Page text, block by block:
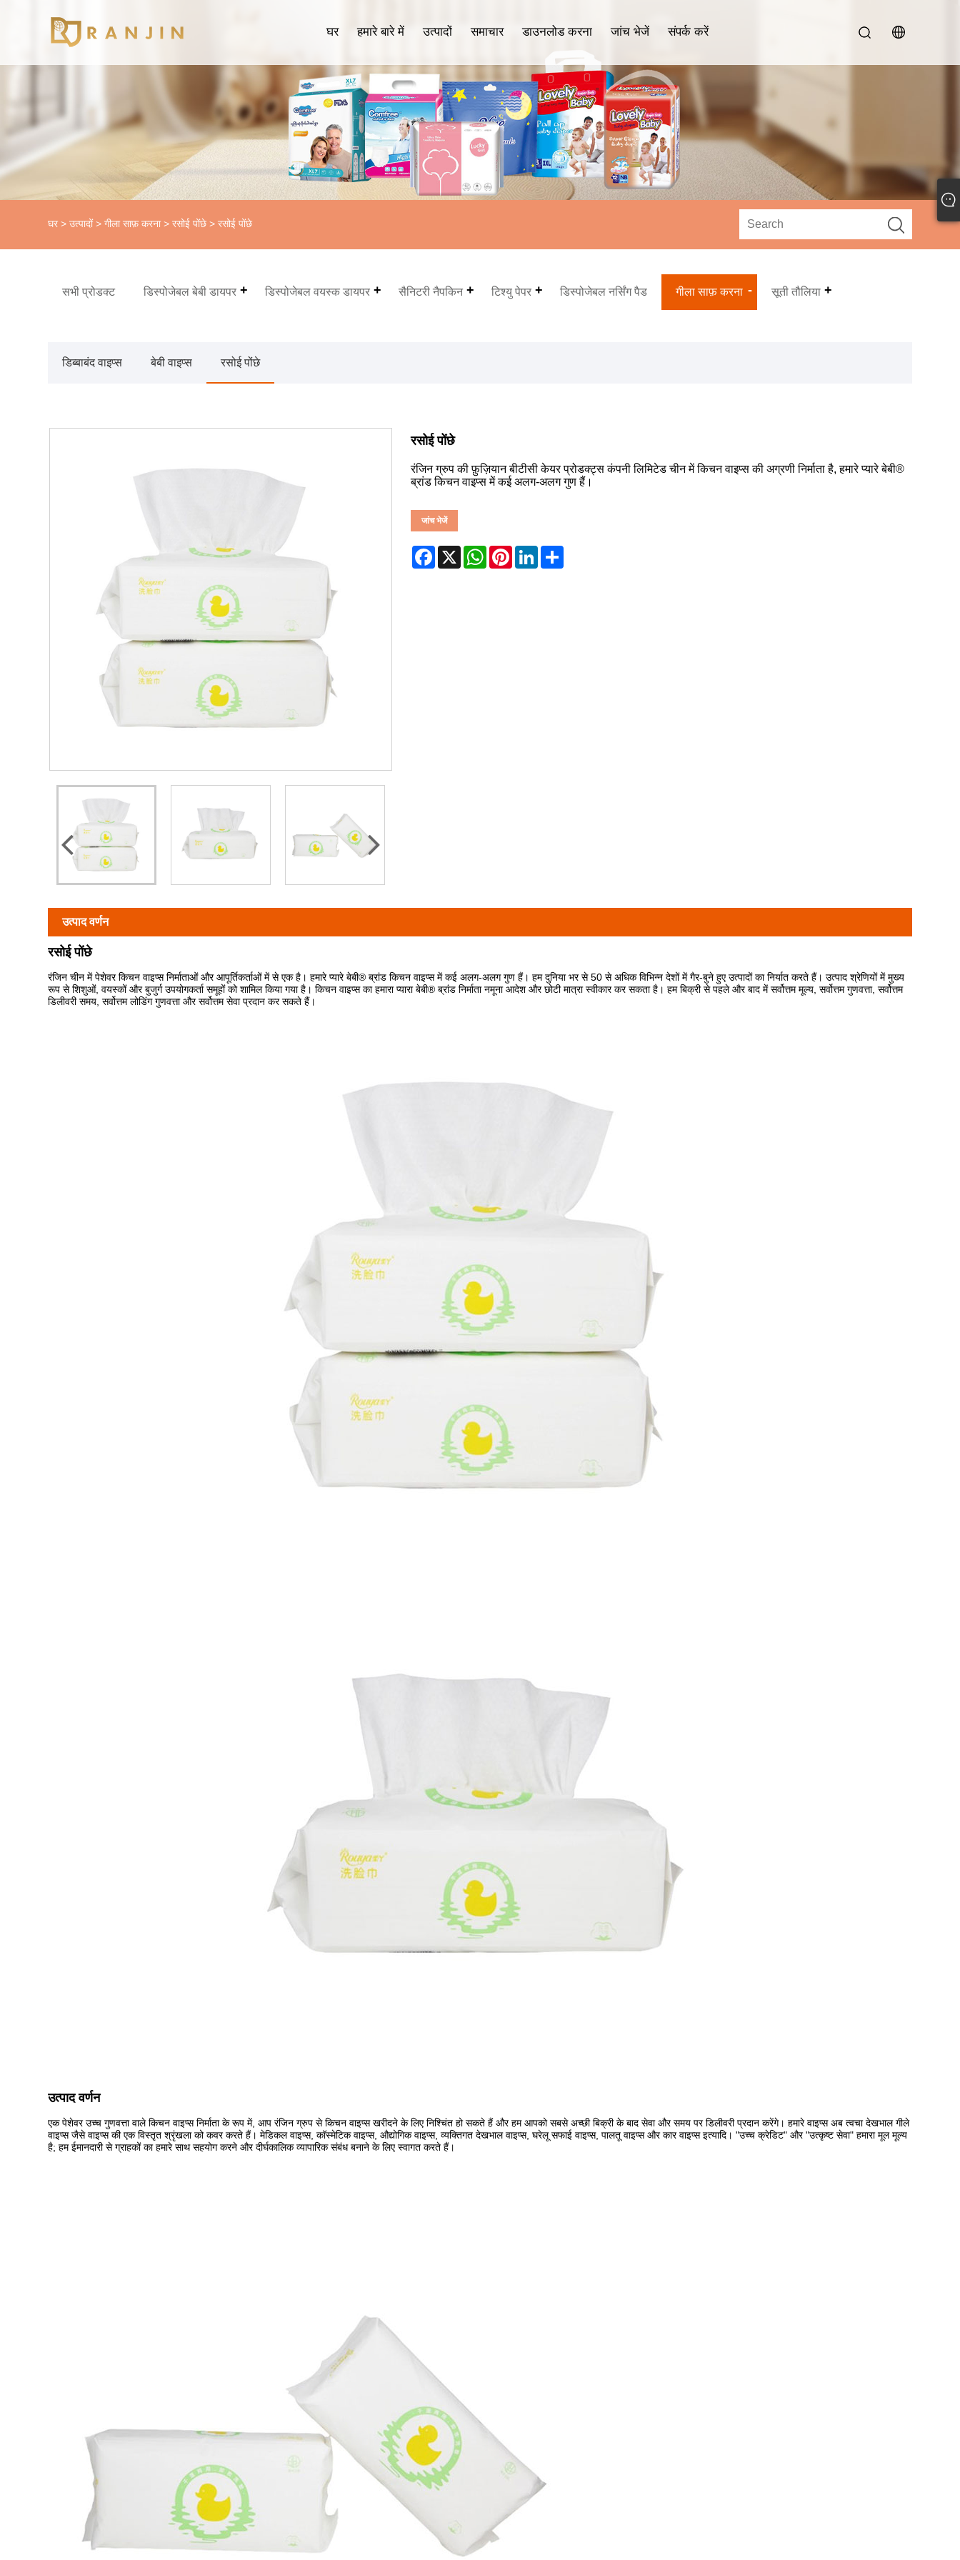
घर हमारे बारे में उत्पादों समाचार डाउनलोड करना जांच भेजें संपर्क करें
घर > उत्पादों>गीला साफ़ करना>रसोई पोंछे > रसोई पोंछे
सभी प्रोडक्ट डिस्पोजेबल बेबी डायपर डिस्पोजेबल वयस्क डायपर सैनिटरी नैपकिन टिश्यु पेपर डिस्पोजेबल नर्सिंग पैड गीला साफ़ करना सूती तौलिया
डिब्बाबंद वाइप्स बेबी वाइप्स रसोई पोंछे
रसोई पोंछे
रंजिन ग्रुप की फ़ुज़ियान बीटीसी केयर प्रोडक्ट्स कंपनी लिमिटेड चीन में किचन वाइप्स की अग्रणी निर्माता है, हमारे प्यारे बेबी®
ब्रांड किचन वाइप्स में कई अलग-अलग गुण हैं।
जांच भेजें
Facebook
X WhatsApp
PinterestLinkedIn
उत्पाद वर्णन
रसोई पोंछे
रंजिन चीन में पेशेवर किचन वाइप्स निर्माताओं और आपूर्तिकर्ताओं में से एक है। हमारे प्यारे बेबी® ब्रांड किचन वाइप्स में कई अलग-अलग गुण हैं। हम दुनिया भर से 50 से अधिक विभिन्न देशों में गैर-बुने हुए उत्पादों का निर्यात करते हैं। उत्पाद श्रेणियों में मुख्य
रूप से शिशुओं, वयस्कों और बुजुर्ग उपयोगकर्ता समूहों को शामिल किया गया है। किचन वाइप्स का हमारा प्यारा बेबी® ब्रांड निर्माता नमूना आदेश और छोटी मात्रा स्वीकार कर सकता है। हम बिक्री से पहले और बाद में सर्वोत्तम मूल्य, सर्वोत्तम गुणवत्ता, सर्वोत्तम
डिलीवरी समय, सर्वोत्तम लोडिंग गुणवत्ता और सर्वोत्तम सेवा प्रदान कर सकते हैं।
उत्पाद वर्णन
एक पेशेवर उच्च गुणवत्ता वाले किचन वाइप्स निर्माता के रूप में, आप रंजिन ग्रुप से किचन वाइप्स खरीदने के लिए निश्चिंत हो सकते हैं और हम आपको सबसे अच्छी बिक्री के बाद सेवा और समय पर डिलीवरी प्रदान करेंगे। हमारे वाइप्स अब त्वचा देखभाल गीले
वाइप्स जैसे वाइप्स की एक विस्तृत श्रृंखला को कवर करते हैं। मेडिकल वाइप्स, कॉस्मेटिक वाइप्स, औद्योगिक वाइप्स, व्यक्तिगत देखभाल वाइप्स, घरेलू सफाई वाइप्स, पालतू वाइप्स और कार वाइप्स इत्यादि। "उच्च क्रेडिट" और "उत्कृष्ट सेवा" हमारा मूल मूल्य
है; हम ईमानदारी से ग्राहकों का हमारे साथ सहयोग करने और दीर्घकालिक व्यापारिक संबंध बनाने के लिए स्वागत करते हैं।